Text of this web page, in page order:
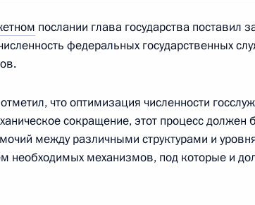
Казахстана
послании глава государства поставил
федеральных государственных
что оптимизация численности
сокращение, этот процесс должен
между различными структурами и
необходимых механизмов, под которые и